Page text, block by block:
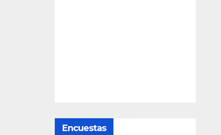
Encuestas